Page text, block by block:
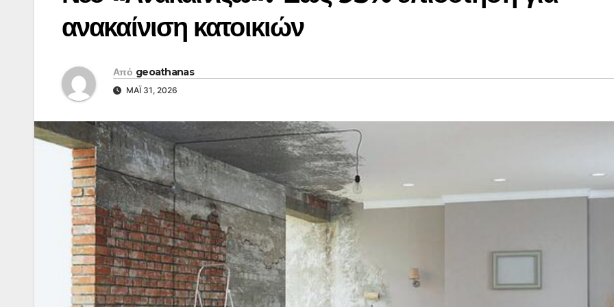
ανακαίνιση κατοικιών
Από geoathanas
ΜΆΙ 31, 2026